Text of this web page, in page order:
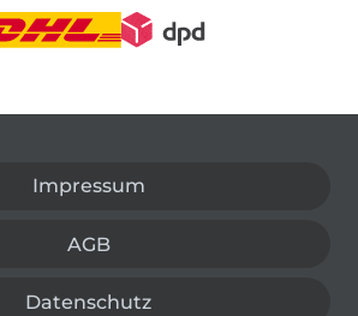
Impressum
AGB
Datenschutz